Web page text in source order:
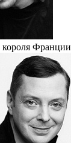
короля Франции